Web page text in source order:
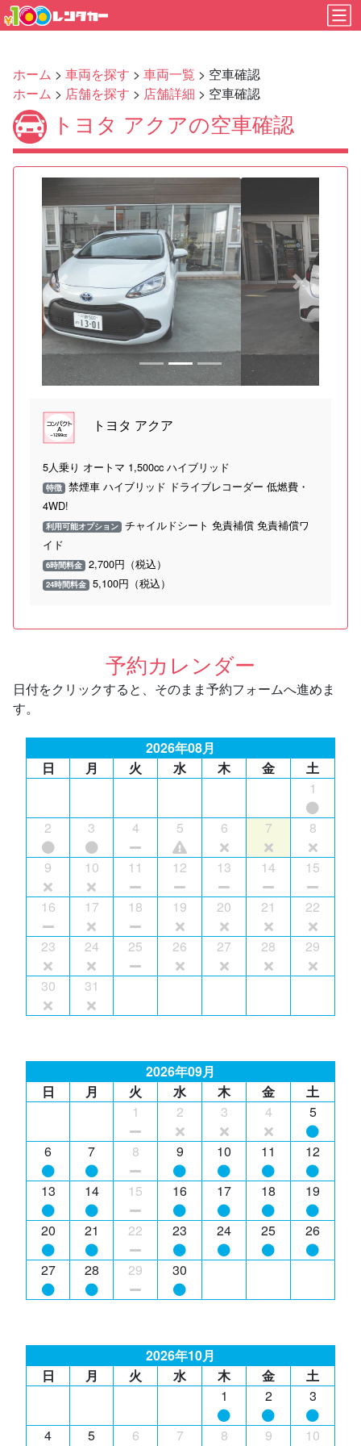
ホーム > 車両を探す > 車両一覧 > 空車確認
ホーム > 店舗を探す > 店舗詳細 > 空車確認
トヨタ アクアの空車確認
Previous Next
トヨタ アクア
5人乗り オートマ 1,500cc ハイブリッド
特徴 禁煙車 ハイブリッド ドライブレコーダー 低燃費・
4WD!
利用可能オプション チャイルドシート 免責補償 免責補償ワ
イド
6時間料金 2,700円（税込）
24時間料金 5,100円（税込）
予約カレンダー
日付をクリックすると、そのまま予約フォームへ進めま
す。
2026年08月
日
月 火 水 木 金
土
1
2 3 4 5 6 7 8
9 10 11 12 13 14 15
16 17 18 19 20 21 22
23 24 25 26 27 28 29
30 31
2026年09月
日
月 火 水 木 金
土
1
2 3 4 5
6 7 8 9 10 11 12
13 14 15 16 17 18 19
20 21 22 23 24 25 26
27 28 29 30
2026年10月
日
月 火 水 木 金
土
1
2 3
4 5 6 7 8 9 10